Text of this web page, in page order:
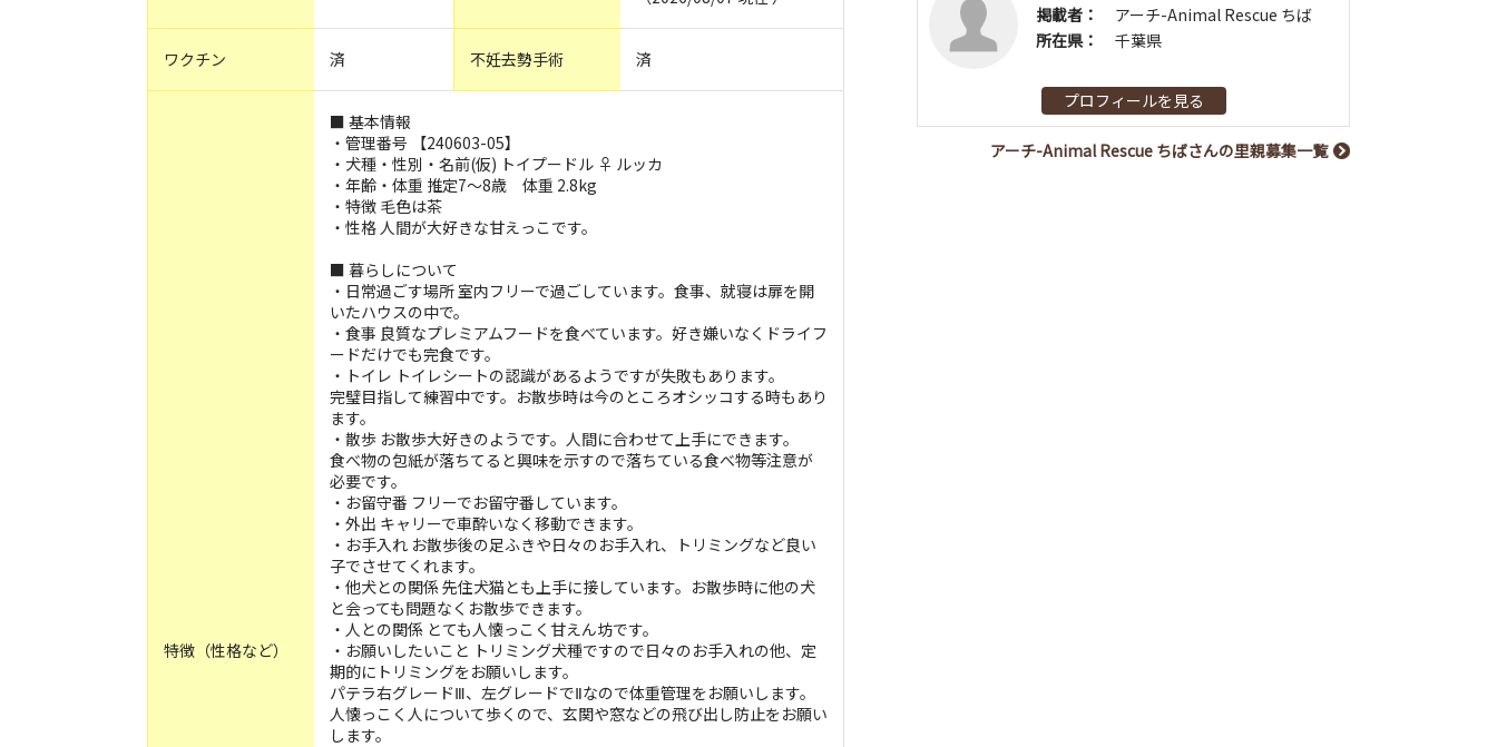
ワクチン 済 不妊去勢手術 済
特徴（性格など）
■ 基本情報
・管理番号 【240603-05】
・犬種・性別・名前(仮) トイプードル ♀ ルッカ
・年齢・体重 推定7～8歳 体重 2.8kg
・特徴 毛色は茶
・性格 人間が大好きな甘えっこです。
■ 暮らしについて
・日常過ごす場所 室内フリーで過ごしています。食事、就寝は扉を開
いたハウスの中で。
・食事 良質なプレミアムフードを食べています。好き嫌いなくドライフ
ードだけでも完食です。
・トイレ トイレシートの認識があるようですが失敗もあります。
完璧目指して練習中です。お散歩時は今のところオシッコする時もあり
ます。
・散歩 お散歩大好きのようです。人間に合わせて上手にできます。
食べ物の包紙が落ちてると興味を示すので落ちている食べ物等注意が
必要です。
・お留守番 フリーでお留守番しています。
・外出 キャリーで車酔いなく移動できます。
・お手入れ お散歩後の足ふきや日々のお手入れ、トリミングなど良い
子でさせてくれます。
・他犬との関係 先住犬猫とも上手に接しています。お散歩時に他の犬
と会っても問題なくお散歩できます。
・人との関係 とても人懐っこく甘えん坊です。
・お願いしたいこと トリミング犬種ですので日々のお手入れの他、定
期的にトリミングをお願いします。
パテラ右グレードⅢ、左グレードでⅡなので体重管理をお願いします。
人懐っこく人について歩くので、玄関や窓などの飛び出し防止をお願い
します。
掲載者：
アーチ-Animal Rescue ちば
所在県：
千葉県
プロフィールを見る
アーチ-Animal Rescue ちばさんの里親募集一覧